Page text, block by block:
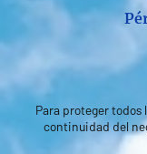
Para proteger todos
continuidad del